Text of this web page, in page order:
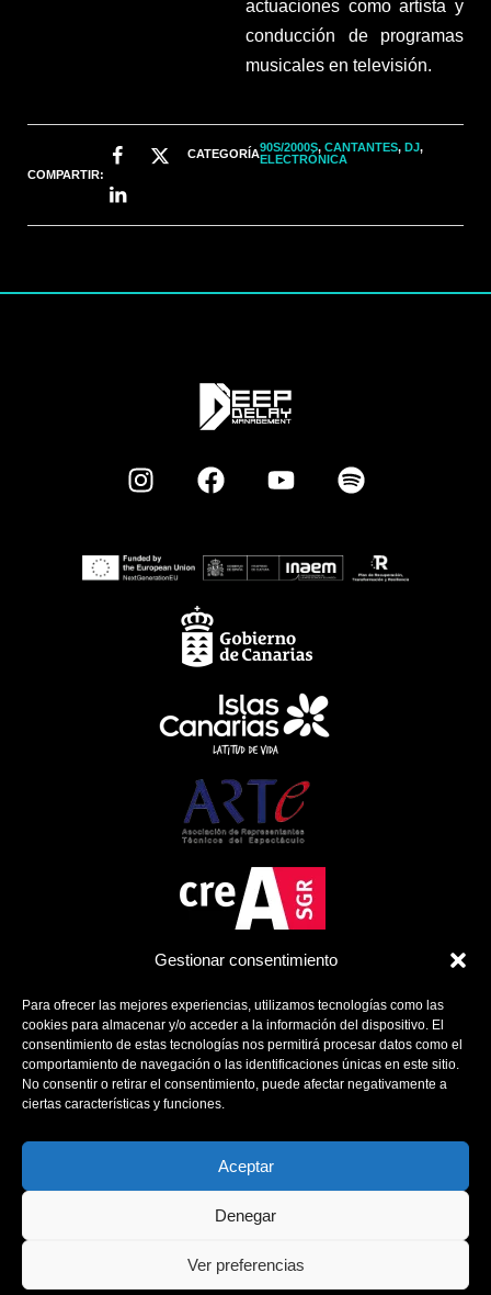
Gestionar consentimiento
Para ofrecer las mejores experiencias, utilizamos tecnologías como las
cookies para almacenar y/o acceder a la información del dispositivo. El
consentimiento de estas tecnologías nos permitirá procesar datos como el
comportamiento de navegación o las identificaciones únicas en este sitio.
No consentir o retirar el consentimiento, puede afectar negativamente a
ciertas características y funciones.
Aceptar
Denegar
Ver preferencias
actuaciones como artista y
conducción de programas
musicales en televisión.
COMPARTIR:
CATEGORÍA90S/2000S, CANTANTES, DJ,
ELECTRÓNICA
Política de Cookies
Contacto